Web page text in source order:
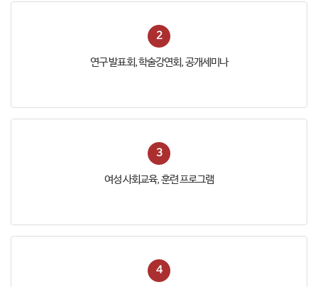
2
연구 발표회, 학술강연회, 공개세미나
3
여성 사회교육, 훈련 프로그램
4